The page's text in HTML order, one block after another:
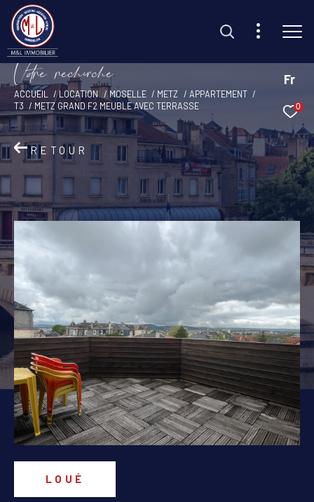
Fr
0
Vore recece
ACCUEIL LOCATION MOSELLE METZ
APPARTEMENT
T3
METZ GRAND F2 MEUBLE AVEC TERRASSE
RETOUR
LOUÉ
Effectuer une recherche
et trouvez le bien qui correspond à vos critères
Type d'offre
Location
Sélectionner
Budget
PIÈCES
1 2 3 4 5+
Localisation